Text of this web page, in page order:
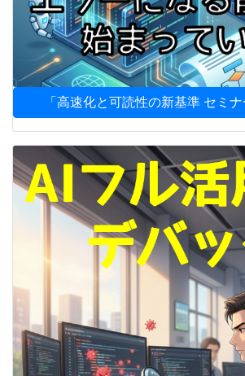
「高速化と可読性の新基準 セミ